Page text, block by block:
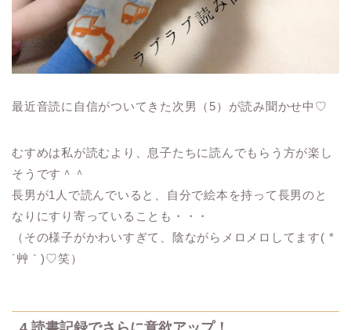
最近音読に自信がついてきた次男（5）が読み聞かせ中♡
むすめは私が読むより、息子たちに読んでもらう方が楽し
そうです＾＾
長男が1人で読んでいると、自分で絵本を持って長男のと
なりにすり寄っていることも・・・
（その様子がかわいすぎて、陰ながらメロメロしてます( *
´艸｀)♡笑）